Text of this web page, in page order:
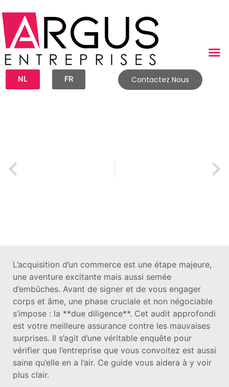
NL FR Contactez Nous
L’acquisition d’un commerce est une étape majeure,
une aventure excitante mais aussi semée
d’embûches. Avant de signer et de vous engager
corps et âme, une phase cruciale et non négociable
s’impose : la **due diligence**. Cet audit approfondi
est votre meilleure assurance contre les mauvaises
surprises. Il s’agit d’une véritable enquête pour
vérifier que l’entreprise que vous convoitez est aussi
saine qu’elle en a l’air. Ce guide vous aidera à y voir
plus clair.